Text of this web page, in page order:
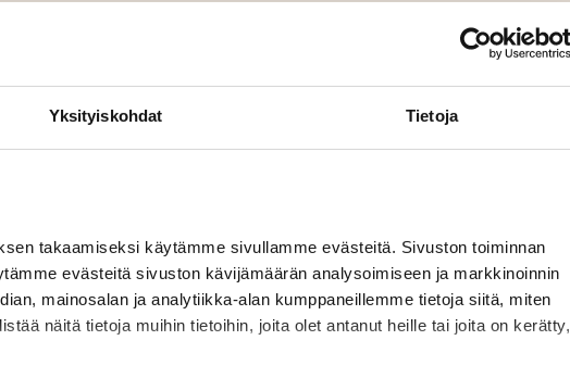
Yksityiskohdat Tietoja
takaamiseksi käytämme sivullamme evästeitä. Sivuston toiminnan
evästeitä sivuston kävijämäärän analysoimiseen ja markkinoinnin
mainosalan ja analytiikka-alan kumppaneillemme tietoja siitä, miten
näitä tietoja muihin tietoihin, joita olet antanut heille tai joita on kerätty,